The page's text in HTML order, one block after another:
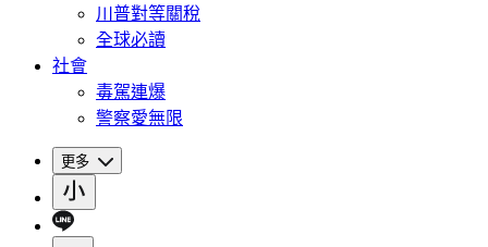
川普對等關稅
全球必讀
社會
毒駕連爆
警察愛無限
更多